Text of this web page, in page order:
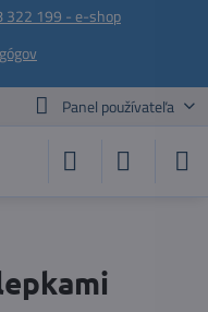
322 199 - e-shop
Panel používateľa